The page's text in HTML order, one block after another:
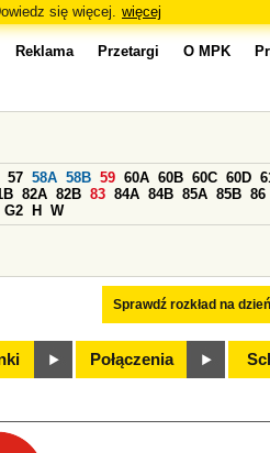
się więcej. więcej
Reklama Przetargi O MPK
Sprawdź rozkład na
57 58A 58B 59 60A 60B 60C 60D
82A 82B 83 84A 84B 85A 85B 86
G2 H W
Połączenia